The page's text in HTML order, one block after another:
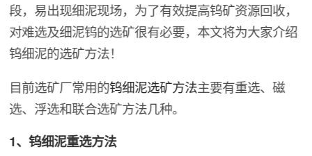
段，易出现细泥现场，为了有效提高钨矿资源回收，
对难选及细泥钨的选矿很有必要，本文将为大家介绍
钨细泥的选矿方法！
目前选矿厂常用的钨细泥选矿方法主要有重选、磁
选、浮选和联合选矿方法几种。
1、钨细泥重选方法